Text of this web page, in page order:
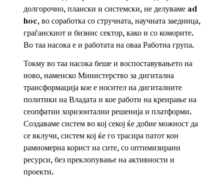
долгорочно, плански и системски, не делуваме ad
hoc, во соработка со стручната, научната заедница,
граѓанскиот и бизнис сектор, како и со коморите.
Во таа насока е и работата на оваа Работна група.
Токму во таа насока беше и воспоставувањето на
ново, наменско Министерство за дигитална
трансформација кое е носител на дигиталните
политики на Владата и кое работи на креирање на
сеопфатни хоризонтални решенија и платформи.
Создаваме систем во кој секој ќе добие можност да
се вклучи, систем кој ќе го трасира патот кон
рамномерна корист на сите, со оптимизирани
ресурси, без преклопување на активности и
проекти.